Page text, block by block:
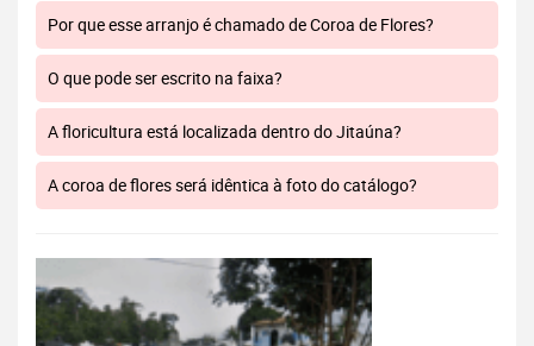
Por que esse arranjo é chamado de Coroa de Flores?
O que pode ser escrito na faixa?
A floricultura está localizada dentro do Jitaúna?
A coroa de flores será idêntica à foto do catálogo?